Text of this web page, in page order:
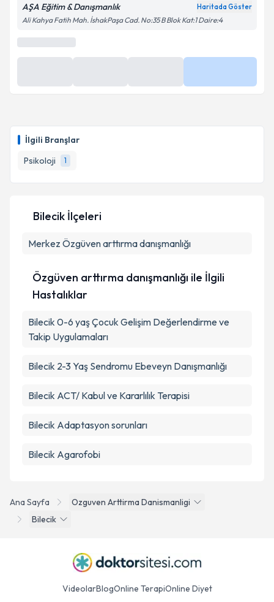
İlgili Branşlar
Psikoloji
1
AŞA Eğitim & Danışmanlık Haritada Göster
Ali Kahya Fatih Mah. İshakPaşa Cad. No:35 B Blok Kat:1 Daire:4
En Yakın Saatler
Ana Sayfa
Ozguven Arttirma Danismanligi
Bilecik
Bilecik İlçeleri
Merkez Özgüven arttırma danışmanlığı
Özgüven arttırma danışmanlığı ile İlgili
Hastalıklar
Bilecik 0-6 yaş Çocuk Gelişim Değerlendirme ve
Takip Uygulamaları
Bilecik 2-3 Yaş Sendromu Ebeveyn Danışmanlığı
Bilecik ACT/ Kabul ve Kararlılık Terapisi
Bilecik Adaptasyon sorunları
Bilecik Agarofobi
Videolar Blog Online Terapi Online Diyet